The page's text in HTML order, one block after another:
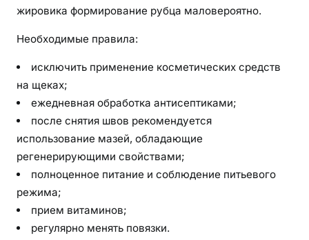
жировика формирование рубца маловероятно.
Необходимые правила:
исключить применение косметических средств
на щеках;
ежедневная обработка антисептиками;
после снятия швов рекомендуется
использование мазей, обладающие
регенерирующими свойствами;
полноценное питание и соблюдение питьевого
режима;
прием витаминов;
регулярно менять повязки.